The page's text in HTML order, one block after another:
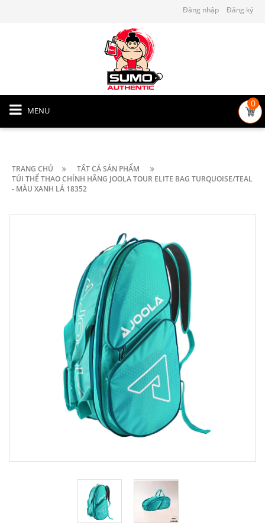
Đăng nhập Đăng ký
MENU
0
TRANG CHỦ
TẤT CẢ SẢN PHẨM
TÚI THỂ THAO CHÍNH HÃNG JOOLA TOUR ELITE BAG TURQUOISE/TEAL
- MÀU XANH LÁ 18352